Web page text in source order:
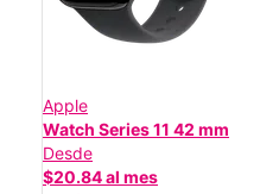
Apple
Watch Series 11 42 mm
Desde
$20.84 al mes